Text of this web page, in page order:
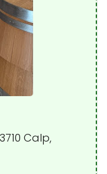
Calp,